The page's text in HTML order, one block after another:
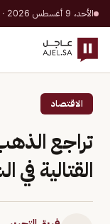
الأحد، 9 أغسطس 2026 · 26 صفر 1448 هـ
الاقتصاد
تراجع
القتالية في